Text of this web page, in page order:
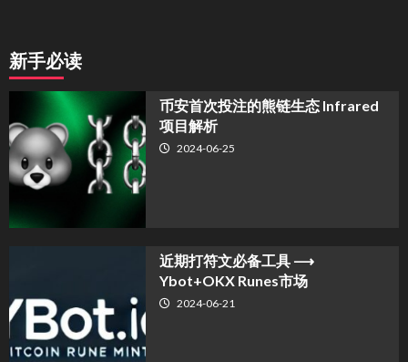
新手必读
币安首次投注的熊链生态 Infrared
项目解析
2024-06-25
近期打符文必备工具 ⟶
Ybot+OKX Runes市场
2024-06-21